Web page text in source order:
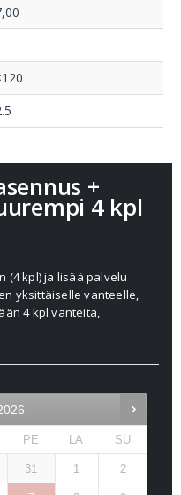
+
4 kpl
(4 kpl) ja lisää palvelu
yksittäiselle vanteelle,
4 kpl vanteita,
PE LA SU
31 1 2